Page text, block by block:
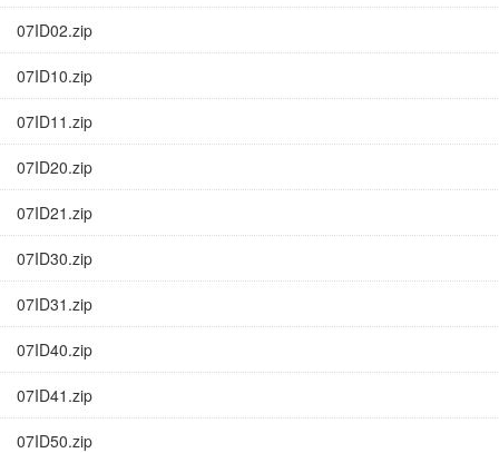
07ID02.zip
07ID10.zip
07ID11.zip
07ID20.zip
07ID21.zip
07ID30.zip
07ID31.zip
07ID40.zip
07ID41.zip
07ID50.zip